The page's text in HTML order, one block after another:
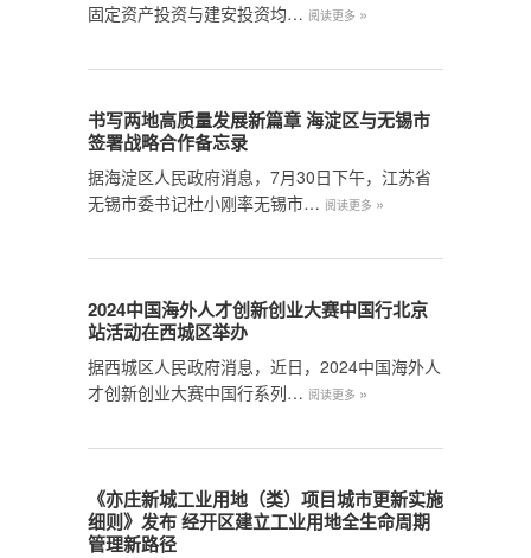
固定资产投资与建安投资均… 阅读更多 »
书写两地高质量发展新篇章 海淀区与无锡市
签署战略合作备忘录
据海淀区人民政府消息，7月30日下午，江苏省
无锡市委书记杜小刚率无锡市… 阅读更多 »
2024中国海外人才创新创业大赛中国行北京
站活动在西城区举办
据西城区人民政府消息，近日，2024中国海外人
才创新创业大赛中国行系列… 阅读更多 »
《亦庄新城工业用地（类）项目城市更新实施
细则》发布 经开区建立工业用地全生命周期
管理新路径